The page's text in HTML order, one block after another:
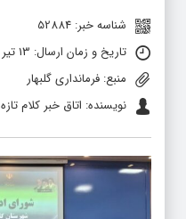
شناسه خبر: 52884
تاریخ و زمان ارسال: 13 تیر 1405 ساعت 16:07
منبع: فرمانداری گلبهار
نویسنده: اتاق خبر کلام تازه